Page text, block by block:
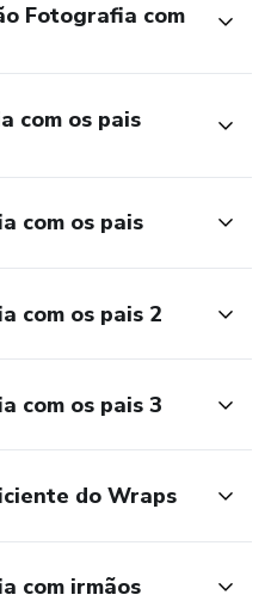
Fotografia com
com os pais
com os pais
com os pais 2
com os pais 3
do Wraps
com irmãos